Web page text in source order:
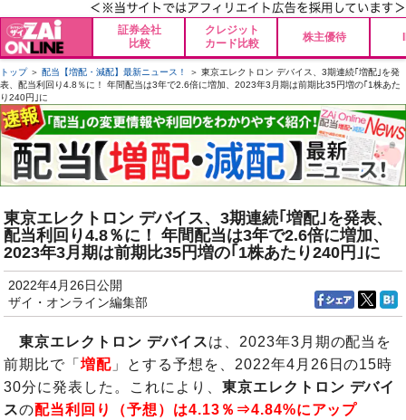
証券会社
比較
クレジット
カード比較
株主優待
トップ＞ 配当【増配・減配】最新ニュース！
＞ 東京エレクトロン デバイス、3期連続｢増配｣を発
表、配当利回り4.8％に！ 年間配当は3年で2.6倍に増加、2023年3月期は前期比35円増の｢1株あた
り240円｣に
東京エレクトロン デバイス、3期連続｢増配｣を発表、
配当利回り4.8％に！ 年間配当は3年で2.6倍に増加、
2023年3月期は前期比35円増の｢1株あたり240円｣に
2022年4月26日公開
ザイ・オンライン編集部
東京エレクトロン デバイスは、2023年3月期の配当を
前期比で「増配 」とする予想を、2022年4月26日の15時
30分に発表した。これにより、 東京エレクトロン デバイ
スの配当利回り（予想）は4.13％⇒4.84%にアップ